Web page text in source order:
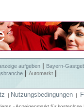
aufgeben
Bayern-
Automarkt
| Nutzungsbedingungen |